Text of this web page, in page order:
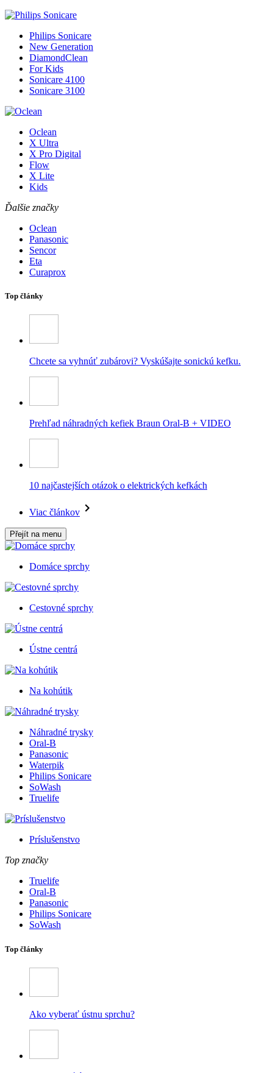
Philips Sonicare
New Generation
DiamondClean
For Kids
Sonicare 4100
Sonicare 3100
Oclean
X Ultra
X Pro Digital
Flow
X Lite
Kids
Ďalšie značky
Oclean
Panasonic
Sencor
Eta
Curaprox
Top články
Chcete sa vyhnúť zubárovi? Vyskúšajte sonickú kefku.
Prehľad náhradných kefiek Braun Oral-B + VIDEO
10 najčastejších otázok o elektrických kefkách
Viac článkov
Přejít na menu
Domáce sprchy
Cestovné sprchy
Ústne centrá
Na kohútik
Náhradné trysky
Oral-B
Panasonic
Waterpik
Philips Sonicare
SoWash
Truelife
Príslušenstvo
Top značky
Truelife
Oral-B
Panasonic
Philips Sonicare
SoWash
Top články
Ako vyberať ústnu sprchu?